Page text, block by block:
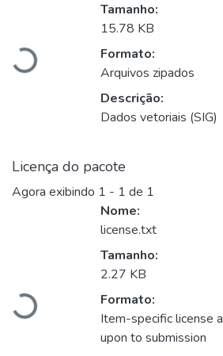
Carregando...
Tamanho:
15.78 KB
Formato:
Arquivos zipados
Descrição:
Dados vetoriais (SIG)
Licença do pacote
Agora exibindo 1 - 1 de 1
Carregando...
Nome:
license.txt
Tamanho:
2.27 KB
Formato:
Item-specific license
upon to submission